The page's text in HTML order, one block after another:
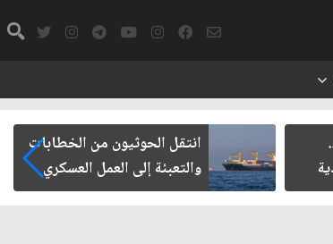
انتقل الحوثيون من الخطابات
والتعبئة إلى العمل العسكري